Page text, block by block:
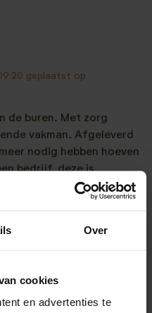
Over
cookies
en advertenties te
geplaatst op
de buren. Met zorg
vakman. Afgeleverd
nodig hebben hoeven
bedrijf, deze is